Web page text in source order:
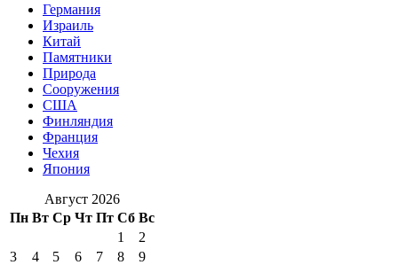
Германия
Израиль
Китай
Памятники
Природа
Сооружения
США
Финляндия
Франция
Чехия
Япония
Август 2026
Пн Вт Ср Чт Пт Сб Вс
1
2
3
4 5 6 7 8
9